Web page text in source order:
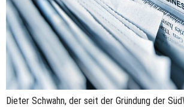
Dieter Schwahn, der seit der Gründung der